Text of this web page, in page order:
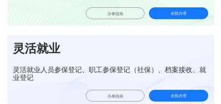
办事指南 在线办理
灵活就业
灵活就业人员参保登记、职工参保登记（社保）、档案接收、就
业登记
办事指南 在线办理